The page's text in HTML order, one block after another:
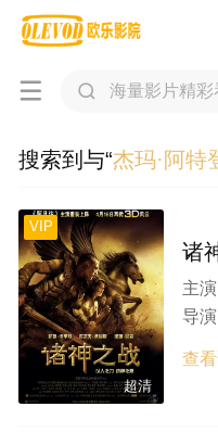
 
搜索到与“杰玛·阿特
VIP
超清
诸
主演
导演
查